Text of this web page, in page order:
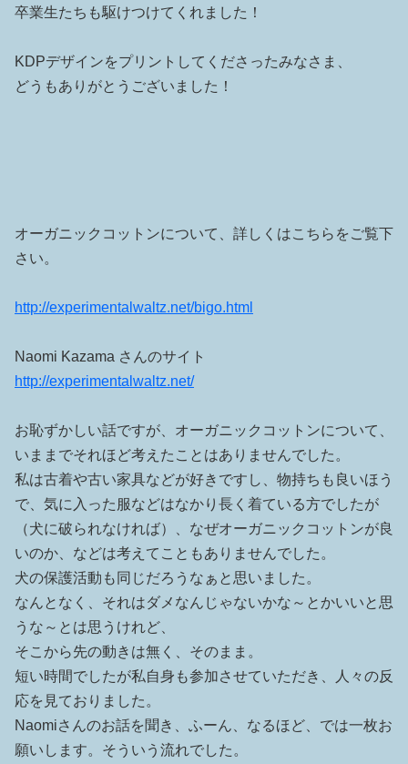
卒業生たちも駆けつけてくれました！
KDPデザインをプリントしてくださったみなさま、
どうもありがとうございました！
オーガニックコットンについて、詳しくはこちらをご覧下
さい。
http://experimentalwaltz.net/bigo.html
Naomi Kazama さんのサイト
http://experimentalwaltz.net/
お恥ずかしい話ですが、オーガニックコットンについて、
いままでそれほど考えたことはありませんでした。
私は古着や古い家具などが好きですし、物持ちも良いほう
で、気に入った服などはなかり長く着ている方でしたが
（犬に破られなければ）、なぜオーガニックコットンが良
いのか、などは考えてこともありませんでした。
犬の保護活動も同じだろうなぁと思いました。
なんとなく、それはダメなんじゃないかな～とかいいと思
うな～とは思うけれど、
そこから先の動きは無く、そのまま。
短い時間でしたが私自身も参加させていただき、人々の反
応を見ておりました。
Naomiさんのお話を聞き、ふーん、なるほど、では一枚お
願いします。そういう流れでした。